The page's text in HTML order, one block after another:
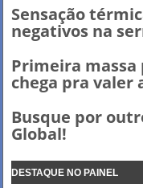
Sensação
negativos na
Primeira massa
chega pra valer
Busque por
Global!
DESTAQUE NO PAINEL